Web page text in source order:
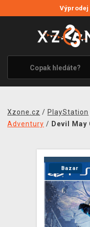
Výprodej
VÝPRODEJ
VIDEOHRY
XZONE ORIGINALS
TÉMATIKY
MERCHANDISE
KONTAKT
PRODEJNY
Xzone.cz / PlayStation
Adventury / Devil May
Bazar